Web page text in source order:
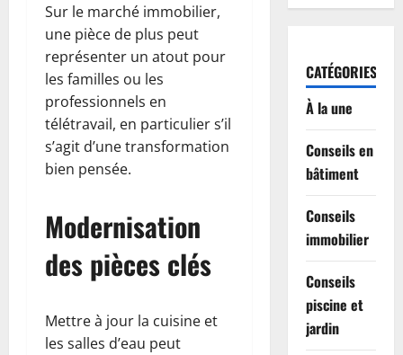
Sur le marché immobilier,
une pièce de plus peut
représenter un atout pour
les familles ou les
professionnels en
télétravail, en particulier s’il
s’agit d’une transformation
bien pensée.
Modernisation
des pièces clés
Mettre à jour la cuisine et
les salles d’eau peut
CATÉGORIES
À la une
Conseils en
bâtiment
Conseils
immobilier
Conseils
piscine et
jardin